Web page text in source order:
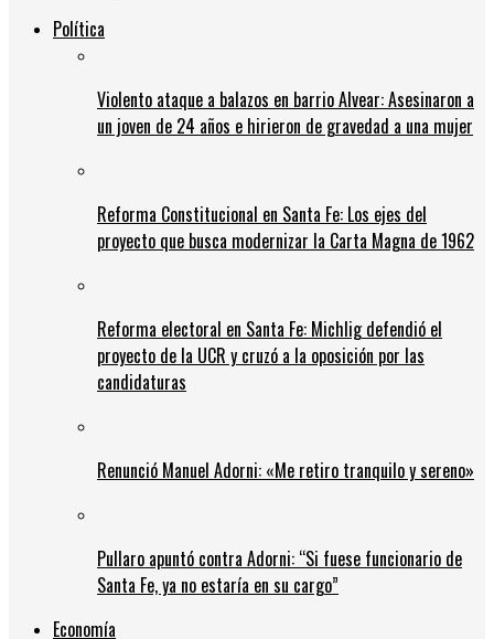
Política
Violento ataque a balazos en barrio Alvear: Asesinaron a
un joven de 24 años e hirieron de gravedad a una mujer
Reforma Constitucional en Santa Fe: Los ejes del
proyecto que busca modernizar la Carta Magna de 1962
Reforma electoral en Santa Fe: Michlig defendió el
proyecto de la UCR y cruzó a la oposición por las
candidaturas
Renunció Manuel Adorni: «Me retiro tranquilo y sereno»
Pullaro apuntó contra Adorni: “Si fuese funcionario de
Santa Fe, ya no estaría en su cargo”
Economía